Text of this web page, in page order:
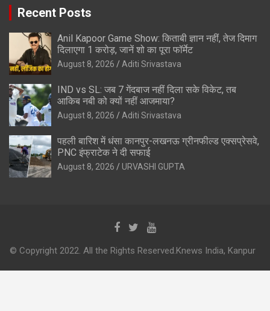
Recent Posts
Anil Kapoor Game Show: किताबी ज्ञान नहीं, तेज दिमाग
दिलाएगा 1 करोड़, जानें शो का पूरा फॉर्मेट
August 8, 2026 Aditi Srivastava
IND vs SL: जब 7 गेंदबाज नहीं दिला सके विकेट, तब
आकिब नबी को क्यों नहीं आजमाया?
August 8, 2026 Aditi Srivastava
पहली बारिश में धंसा कानपुर-लखनऊ ग्रीनफील्ड एक्सप्रेसवे,
PNC इंफ्राटेक ने दी सफाई
August 8, 2026 URVASHI GUPTA
© Copyright 2022. All the Rights Reserved.Knews India, Kanpur